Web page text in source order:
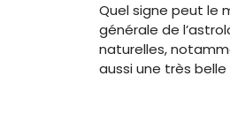
Quel signe peut le
générale de
naturelles,
aussi une très